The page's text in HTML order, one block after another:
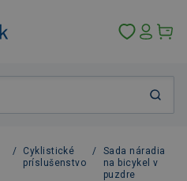
/
Cyklistické
príslušenstvo
/
Sada náradia
na bicykel v
puzdre